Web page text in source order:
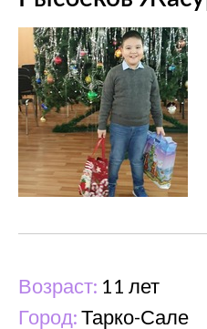
Возраст: 11 лет
Город:Тарко-Сале